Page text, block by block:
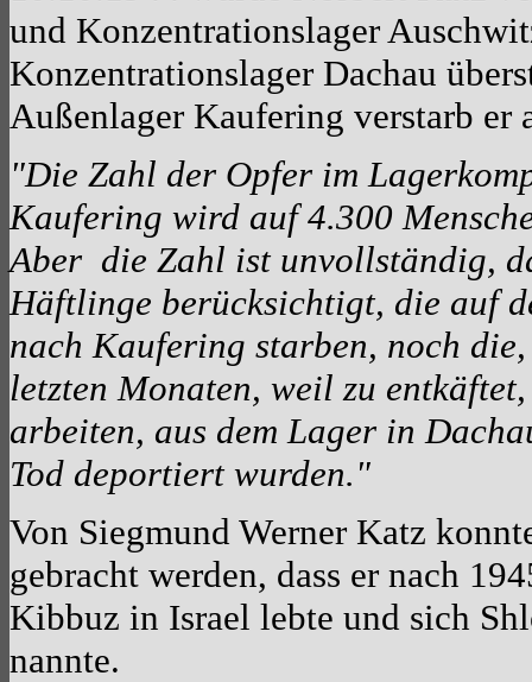
und Konzentrationslager
Konzentrationslager Dachau
Außenlager Kaufering verstarb er
"Die Zahl der Opfer im
Kaufering wird auf 4.300
Aber die Zahl ist unvollständig,
Häftlinge berücksichtigt, die auf
nach Kaufering starben, noch
letzten Monaten, weil zu
arbeiten, aus dem Lager in
Tod deportiert wurden."
Von Siegmund Werner Katz
gebracht werden, dass er nach
Kibbuz in Israel lebte und sich
nannte.